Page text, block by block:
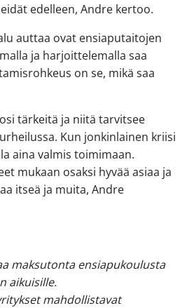
edelleen, Andre kertoo.
auttaa ovat ensiaputaitojen
ja harjoittelemalla saa
on se, mikä saa
tärkeitä ja niitä tarvitsee
Kun jonkinlainen kriisi
aina valmis toimimaan.
mukaan osaksi hyvää asiaa ja
itseä ja muita, Andre
maksutonta ensiapukoulusta
aikuisille.
mahdollistavat